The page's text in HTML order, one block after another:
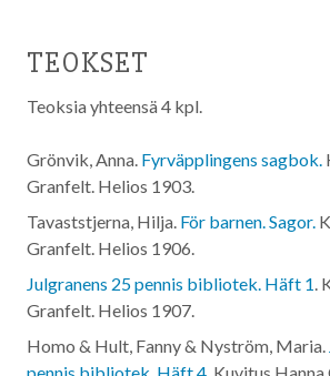
TEOKSET
Teoksia yhteensä 4 kpl.
Grönvik, Anna. Fyrväpplingens sagbok.
Granfelt. Helios 1903.
Tavaststjerna, Hilja. För barnen. Sagor.
Granfelt. Helios 1906.
Julgranens 25 pennis bibliotek. Häft 1.
Granfelt. Helios 1907.
Homo & Hult, Fanny & Nyström, Maria.